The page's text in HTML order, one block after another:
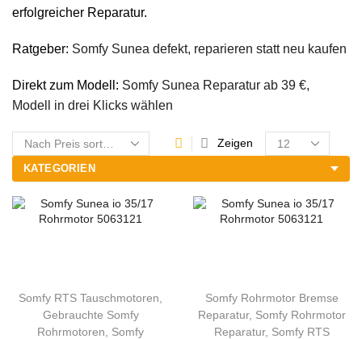
erfolgreicher Reparatur.
Ratgeber: Somfy Sunea defekt, reparieren statt neu kaufen
Direkt zum Modell: Somfy Sunea Reparatur ab 39 €,
Modell in drei Klicks wählen
Zeigen
KATEGORIEN
Somfy RTS Tauschmotoren
Gebrauchte Somfy
Rohrmotoren
Somfy
Somfy Rohrmotor Bremse
Reparatur, Somfy Rohrmotor
Reparatur, Somfy RTS